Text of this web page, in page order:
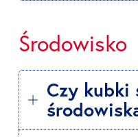
Środowisko
Czy kubki